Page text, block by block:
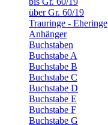
über Gr. 60/19
Trauringe - Eheringe
Anhänger
Buchstaben
Buchstabe A
Buchstabe B
Buchstabe C
Buchstabe D
Buchstabe E
Buchstabe F
Buchstabe G